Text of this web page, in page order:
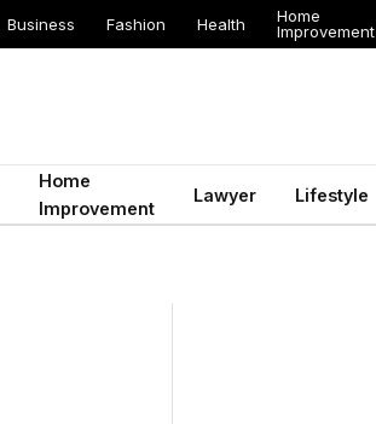
Business Fashion Health
Home
Improvement
Home
Improvement
Lawyer Lifestyle